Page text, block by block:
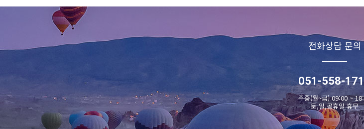
전화상담 문의
051-558-
주중(월~금) 09:00 ~
토,일,공휴일 휴무